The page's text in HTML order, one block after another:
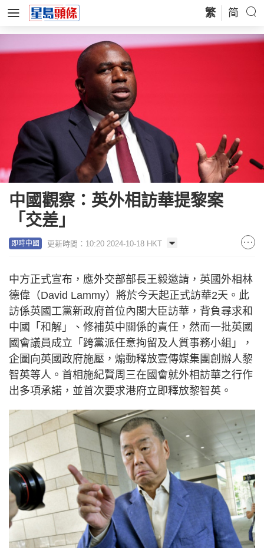
繁 简
中國觀察：英外相訪華提黎案
「交差」
即時中國 更新時間：10:20 2024-10-18 HKT
中方正式宣布，應外交部部長王毅邀請，英國外相林
德偉（David Lammy）將於今天起正式訪華2天。此
訪係英國工黨新政府首位內閣大臣訪華，背負尋求和
中國「和解」、修補英中關係的責任，然而一批英國
國會議員成立「跨黨派任意拘留及人質事務小組」，
企圖向英國政府施壓，煽動釋放壹傳媒集團創辦人黎
智英等人。首相施紀賢周三在國會就外相訪華之行作
出多項承諾，並首次要求港府立即釋放黎智英。